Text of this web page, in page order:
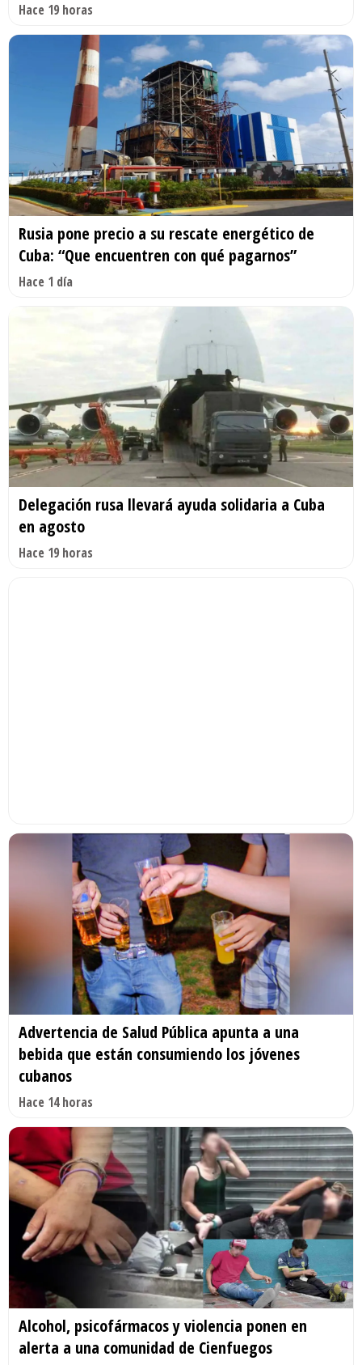
Hace 19 horas
Rusia pone precio a su rescate energético de
Cuba: “Que encuentren con qué pagarnos”
Hace 1 día
Delegación rusa llevará ayuda solidaria a Cuba
en agosto
Hace 19 horas
Advertencia de Salud Pública apunta a una
bebida que están consumiendo los jóvenes
cubanos
Hace 14 horas
Alcohol, psicofármacos y violencia ponen en
alerta a una comunidad de Cienfuegos